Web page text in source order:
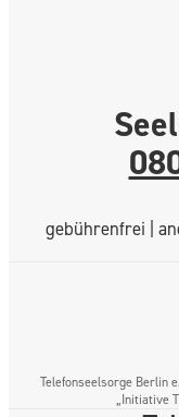
gebührenfrei |
Telefonseelsorge Berlin
„Initiative